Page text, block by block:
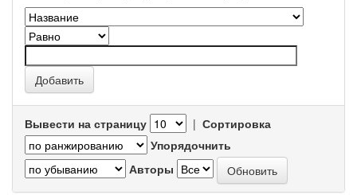
Вывести на страницу | Сортировка
Упорядочнить
Авторы